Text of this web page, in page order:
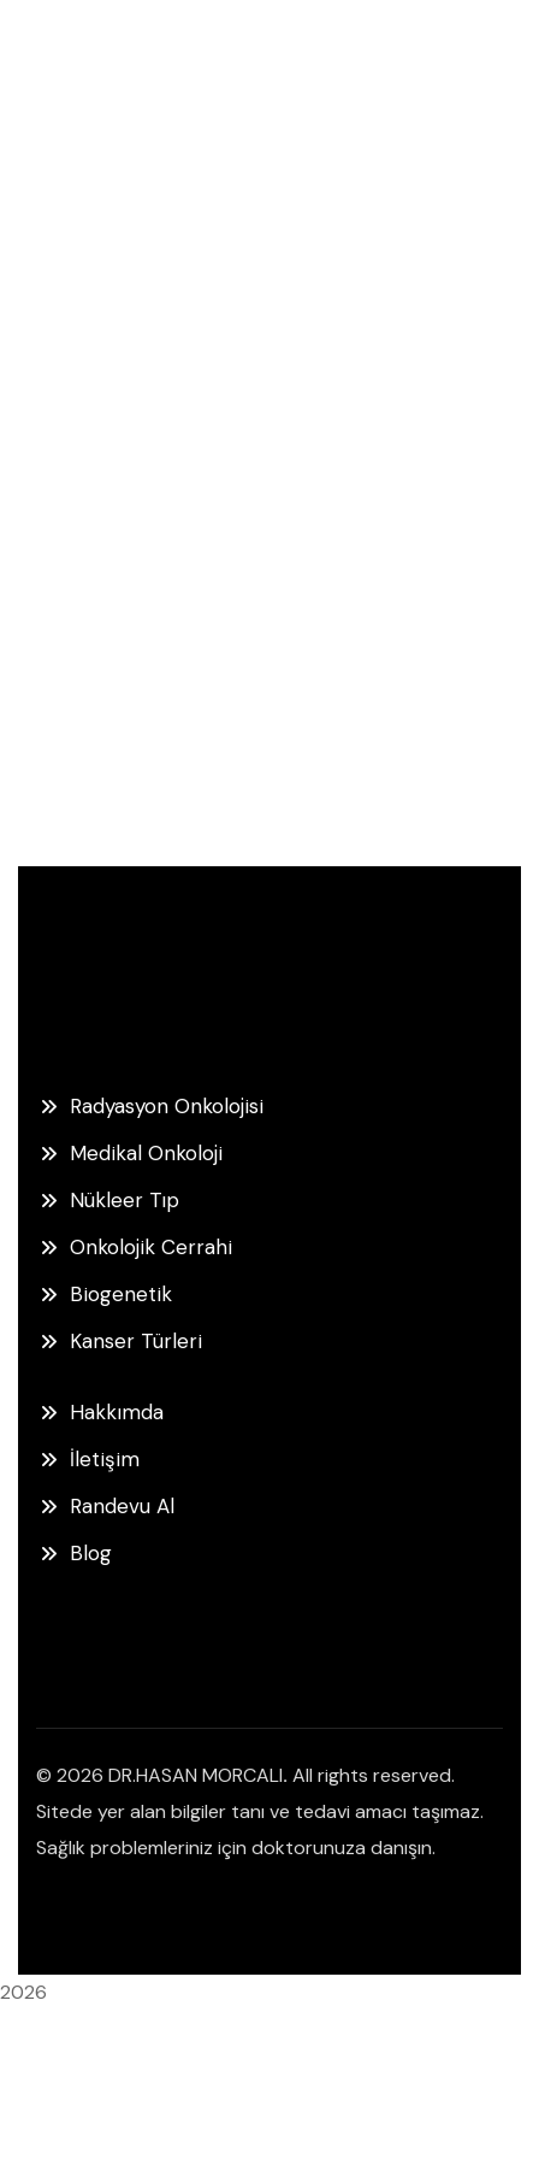
Radyasyon Onkolojisi
Medikal Onkoloji
Nükleer Tıp
Onkolojik Cerrahi
Biogenetik
Kanser Türleri
Hakkımda
İletişim
Randevu Al
Blog
© 2026 DR.HASAN MORCALI. All rights reserved.
Sitede yer alan bilgiler tanı ve tedavi amacı taşımaz.
Sağlık problemleriniz için doktorunuza danışın.
2026